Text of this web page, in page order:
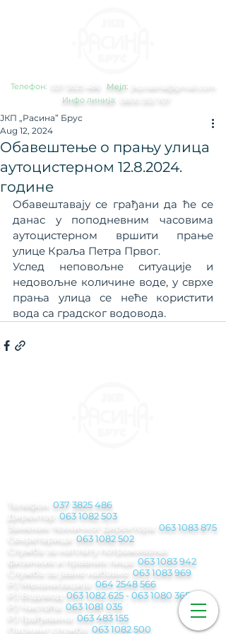
Телефон: 37 3825 486 Мејл:
jkp.rasina@gmail.com
Инфо линија:
0800 353 707
Обавештење о прању улица
аутоцистерном 12.8.2024.
године
ЈКП „Расина” Брус
Aug 12, 2024
Обавештавају се грађани да ће се
данас у поподневним часовима
аутоцистерном вршити прање
улице Краља Петра Првог.
Услед неповољне ситуације и
недовољне количине воде, у сврхе
прања улица се неће користити
вода са градског водовода.
Телефон: 037 3825 486
063 1082 503
063 1083 875
063 1082 502
Служба за наплату потраживања
физичких и правних лица:
063 1083 942
Служба за јавне набавке:
063 1083 969
064 2548 566
РЈ Водовод: 063 1082 625-063 1080 365
РЈ Чистоћа: 063 1081 035
РЈ Грађевина:
063 483 155
Паркинг служба
063 1082 500